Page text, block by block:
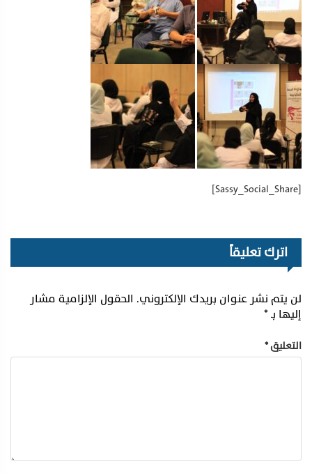
[Sassy_Social_Share]
اترك تعليقاً
لن يتم نشر عنوان بريدك الإلكتروني. الحقول الإلزامية مشار
إليها بـ*
التعليق*